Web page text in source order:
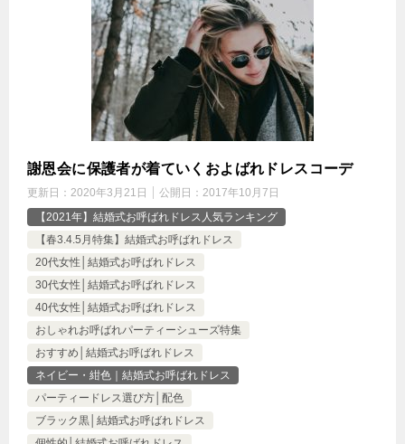
謝恩会に保護者が着ていくおよばれドレスコーデ
更新日： 2020年3月21日 公開日： 2017年10月7日
【2021年】結婚式お呼ばれドレス人気ランキング
【春3.4.5月特集】結婚式お呼ばれドレス
20代女性│結婚式お呼ばれドレス
30代女性│結婚式お呼ばれドレス
40代女性│結婚式お呼ばれドレス
おしゃれお呼ばれパーティーシューズ特集
おすすめ│結婚式お呼ばれドレス
ネイビー・紺色｜結婚式お呼ばれドレス
パーティードレス選び方│配色
ブラック黒│結婚式お呼ばれドレス